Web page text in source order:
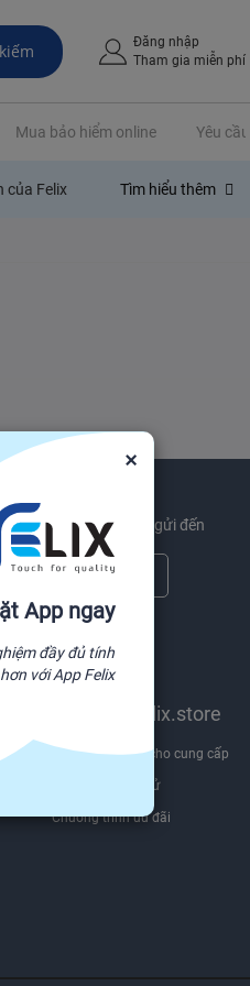
Đăng nhập
Tham gia miễn phí
Mua bảo hiểm online Yêu
của Felix Tìm hiểu thêm
công nghiệp tin tức gửi đến
Đăng ký ngay
bạn cho bên thứ ba.
Bán trên Felix.store
Hợp đồng dành cho cung cấp
Bộ Quy tắc ứng xử
Chương trình ưu đãi
×
App ngay
đầy đủ tính
với App Felix